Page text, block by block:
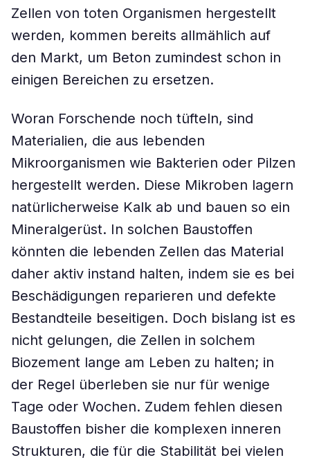
Zellen von toten Organismen hergestellt
werden, kommen bereits allmählich auf
den Markt, um Beton zumindest schon in
einigen Bereichen zu ersetzen.
Woran Forschende noch tüfteln, sind
Materialien, die aus lebenden
Mikroorganismen wie Bakterien oder Pilzen
hergestellt werden. Diese Mikroben lagern
natürlicherweise Kalk ab und bauen so ein
Mineralgerüst. In solchen Baustoffen
könnten die lebenden Zellen das Material
daher aktiv instand halten, indem sie es bei
Beschädigungen reparieren und defekte
Bestandteile beseitigen. Doch bislang ist es
nicht gelungen, die Zellen in solchem
Biozement lange am Leben zu halten; in
der Regel überleben sie nur für wenige
Tage oder Wochen. Zudem fehlen diesen
Baustoffen bisher die komplexen inneren
Strukturen, die für die Stabilität bei vielen